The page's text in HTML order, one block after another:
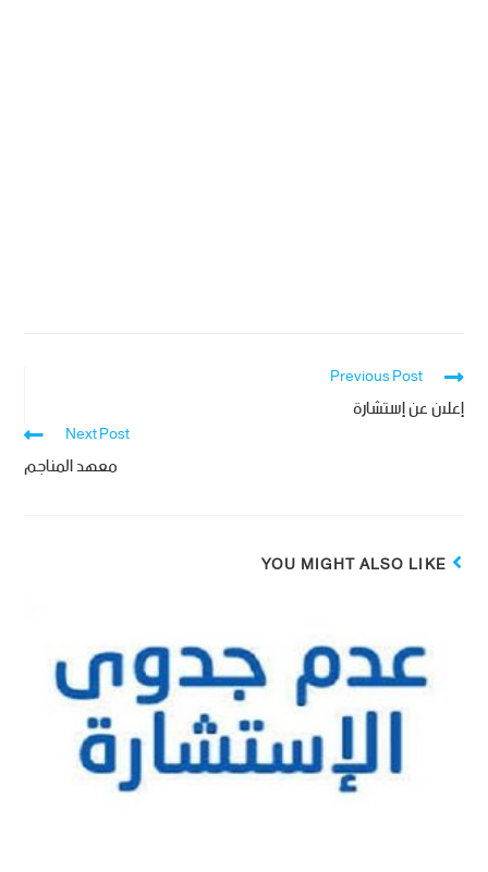
Previous Post
إعلان عن إستشارة
Next Post
معهد المناجم
YOU MIGHT ALSO LIKE